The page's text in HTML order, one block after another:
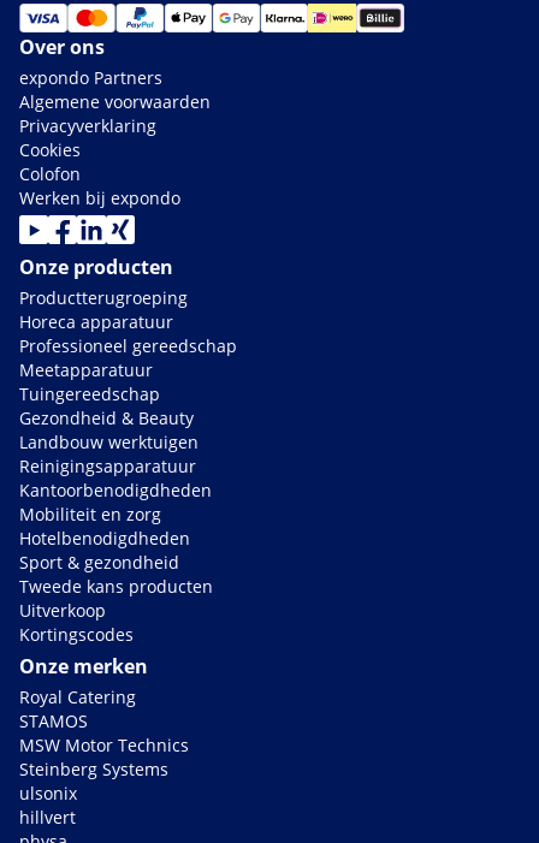
Over ons
expondo Partners
Algemene voorwaarden
Privacyverklaring
Cookies
Colofon
Werken bij expondo
Onze producten
Productterugroeping
Horeca apparatuur
Professioneel gereedschap
Meetapparatuur
Tuingereedschap
Gezondheid & Beauty
Landbouw werktuigen
Reinigingsapparatuur
Kantoorbenodigdheden
Mobiliteit en zorg
Hotelbenodigdheden
Sport & gezondheid
Tweede kans producten
Uitverkoop
Kortingscodes
Onze merken
Royal Catering
STAMOS
MSW Motor Technics
Steinberg Systems
ulsonix
hillvert